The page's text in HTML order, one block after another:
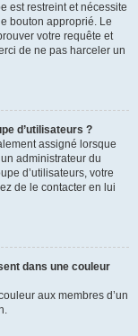
est restreint et nécessite
bouton approprié. Le
votre requête et
de ne pas harceler un
d’utilisateurs ?
assigné lorsque
administrateur du
d’utilisateurs, votre
de le contacter en lui
dans une couleur
aux membres d’un